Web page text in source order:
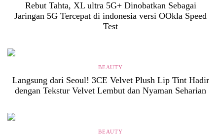
Rebut Tahta, XL ultra 5G+ Dinobatkan Sebagai
Jaringan 5G Tercepat di indonesia versi OOkla Speed
Test
BEAUTY
Langsung dari Seoul! 3CE Velvet Plush Lip Tint Hadir
dengan Tekstur Velvet Lembut dan Nyaman Seharian
BEAUTY